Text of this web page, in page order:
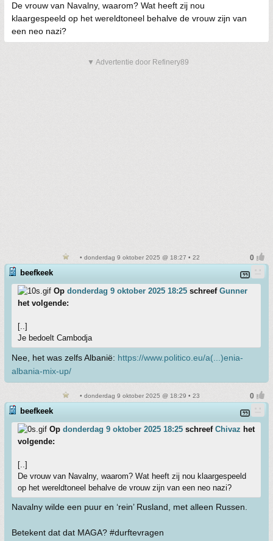
De vrouw van Navalny, waarom? Wat heeft zij nou
klaargespeeld op het wereldtoneel behalve de vrouw zijn van
een neo nazi?
▼ Advertentie door Refinery89
• donderdag 9 oktober 2025 @ 18:27 • 22
beefkeek
Op donderdag 9 oktober 2025 18:25 schreef Gunner
het volgende:
[..]
Je bedoelt Cambodja
Nee, het was zelfs Albanië: https://www.politico.eu/a(...)enia-
albania-mix-up/
• donderdag 9 oktober 2025 @ 18:29 • 23
beefkeek
Op donderdag 9 oktober 2025 18:25 schreef Chivaz het
volgende:
[..]
De vrouw van Navalny, waarom? Wat heeft zij nou klaargespeeld
op het wereldtoneel behalve de vrouw zijn van een neo nazi?
Navalny wilde een puur en ‘rein’ Rusland, met alleen Russen.
Betekent dat dat MAGA? #durftevragen